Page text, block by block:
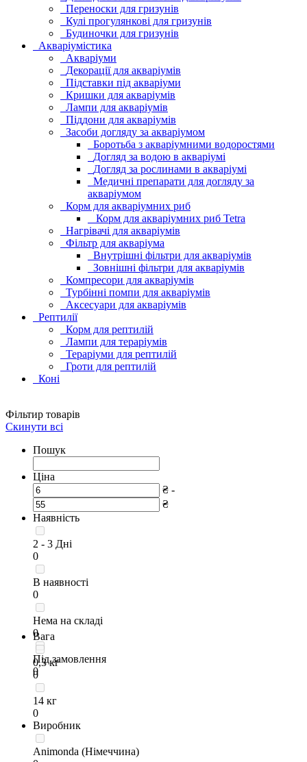
Переноски для гризунів
Кулі прогулянкові для гризунів
Будиночки для гризунів
Акваріумістика
Акваріуми
Декорації для акваріумів
Підставки під акваріуми
Кришки для акваріумів
Лампи для акваріумів
Піддони для акваріумів
Засоби догляду за акваріумом
Боротьба з акваріумними водоростями
Догляд за водою в акваріумі
Догляд за рослинами в акваріумі
Медичні препарати для догляду за
акваріумом
Корм для акваріумних риб
Корм для акваріумних риб Tetra
Нагрівачі для акваріумів
Фільтр для акваріума
Внутрішні фільтри для акваріумів
Зовнішні фільтри для акваріумів
Компресори для акваріумів
Турбінні помпи для акваріумів
Аксесуари для акваріумів
Рептилії
Корм для рептилій
Лампи для тераріумів
Тераріуми для рептилій
Гроти для рептилій
Коні
Фільтир товарів
Скинути всі
Пошук
Ціна
₴ -
₴
Наявність
2 - 3 Дні
0
В наявності
0
Нема на складі
0
Під замовлення
0
Вага
0,3 кг
0
14 кг
0
Виробник
Animonda (Німеччина)